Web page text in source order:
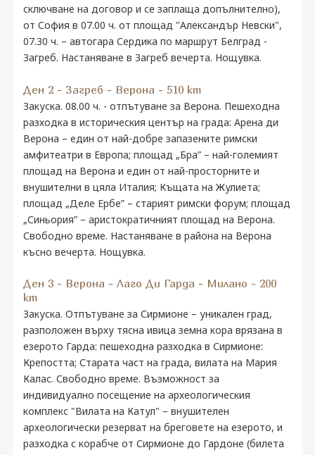
сключване на договор и се заплаща допълнително),
от София в 07.00 ч. от площад "Александър Невски",
07.30 ч. – автогара Сердика по маршрут Белград -
Загреб. Настаняване в Загреб вечерта. Нощувка.
Ден 2 - Загреб - Верона - 510 km
Закуска. 08.00 ч. - отпътуване за Верона. Пешеходна
разходка в историческия център на града: Арена ди
Верона – един от най-добре запазените римски
амфитеатри в Европа; площад „Бра” – най-големият
площад на Верона и един от най-просторните и
внушителни в цяла Италия; Къщата на Жулиета;
площад „Деле Ербе” – старият римски форум; площад
„Синьория” – аристократичният площад на Верона.
Свободно време. Настаняване в района на Верона
късно вечерта. Нощувка.
Ден 3 - Верона - Лаго Ди Гарда - Милано - 200
km
Закуска. Отпътуване за Сирмионе – уникален град,
разположен върху тясна ивица земна кора врязана в
езерото Гарда: пешеходна разходка в Сирмионе:
Крепостта; Старата част на града, вилата на Мария
Калас. Свободно време. Възможност за
индивидуално посещение на археологическия
комплекс "Вилата на Катул" – внушителен
археологически резерват на бреговете на езерото, и
разходка с корабче от Сирмионе до Гардоне (билета